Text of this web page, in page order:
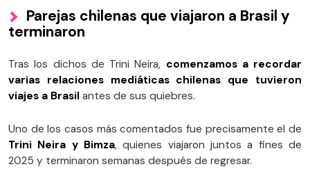
Parejas chilenas que viajaron a Brasil y
terminaron
Tras los dichos de Trini Neira, comenzamos a recordar
varias relaciones mediáticas chilenas que tuvieron
viajes a Brasil antes de sus quiebres.
Uno de los casos más comentados fue precisamente el de
Trini Neira y Bimza, quienes viajaron juntos a fines de
2025 y terminaron semanas después de regresar.